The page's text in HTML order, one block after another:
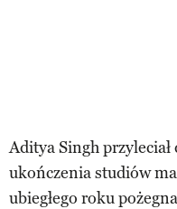
Aditya Singh
ukończenia studiów
ubiegłego roku